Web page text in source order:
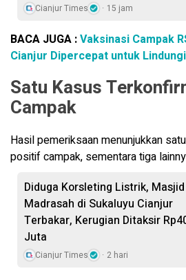
Cianjur Times 15 jam
BACA JUGA :Vaksinasi Campak
Cianjur Dipercepat untuk
Satu Kasus
Campak
Hasil pemeriksaan menunjukkan
positif campak, sementara tiga
Diduga Korsleting Listrik,
Madrasah di Sukaluyu Cianjur
Terbakar, Kerugian Ditaksir
Juta
Cianjur Times 2 hari